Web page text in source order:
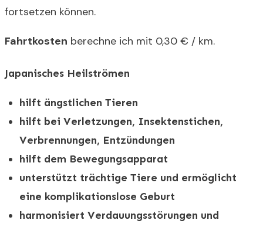
fortsetzen können.
Fahrtkosten berechne ich mit 0,30 € / km.
Japanisches Heilströmen
hilft ängstlichen Tieren
hilft bei Verletzungen, Insektenstichen,
Verbrennungen, Entzündungen
hilft dem Bewegungsapparat
unterstützt trächtige Tiere und ermöglicht
eine komplikationslose Geburt
harmonisiert Verdauungsstörungen und